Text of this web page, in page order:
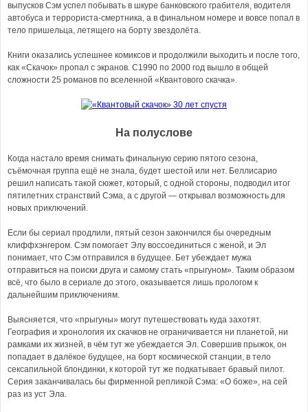
выпусков Сэм успел побывать в шкуре банковского грабителя, водителя
автобуса и террориста-смертника, а в финальном номере и вовсе попал в
тело пришельца, летящего на борту звездолёта.
Книги оказались успешнее комиксов и продолжили выходить и после того,
как «Скачок» пропал с экранов. С1990 по 2000 год вышло в общей
сложности 25 романов по вселенной «Квантового скачка».
На полуслове
Когда настало время снимать финальную серию пятого сезона,
съёмочная группа ещё не знала, будет шестой или нет. Беллисарио
решил написать такой сюжет, который, с одной стороны, подводил итог
пятилетних странствий Сэма, а с другой — открывал возможность для
новых приключений.
Если бы сериал продлили, пятый сезон закончился бы очередным
клиффхэнгером. Сэм помогает Элу воссоединиться с женой, и Эл
понимает, что Сэм отправился в будущее. Бет убеждает мужа
отправиться на поиски друга и самому стать «прыгуном». Таким образом
всё, что было в сериале до этого, оказывается лишь прологом к
дальнейшим приключениям.
Выясняется, что «прыгуны» могут путешествовать куда захотят.
География и хронология их скачков не ограничивается ни планетой, ни
рамками их жизней, в чём тут же убеждается Эл. Совершив прыжок, он
попадает в далёкое будущее, на борт космической станции, в тело
сексапильной блондинки, к которой тут же подкатывает бравый пилот.
Серия заканчивалась бы фирменной репликой Сэма: «О боже», на сей
раз из уст Эла.